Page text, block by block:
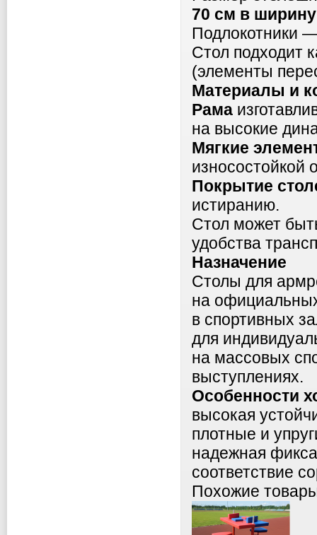
70 см в ширину
Подлокотники
Стол подходит
(элементы
Материалы и
Рама
на высокие
Мягкие
износостойкой
Покрытие
истиранию.
Стол может
удобства
Назначение
Столы для
на
в спортивных
для
на массовых
выступлениях.
Особенности
высокая
плотные и
надежная
соответствие
Похожие